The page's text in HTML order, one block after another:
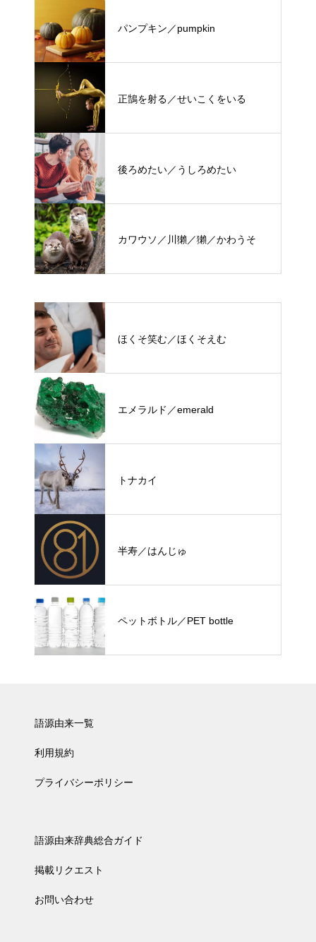
パンプキン／pumpkin
正鵠を射る／せいこくをいる
後ろめたい／うしろめたい
カワウソ／川獺／獺／かわうそ
ほくそ笑む／ほくそえむ
エメラルド／emerald
トナカイ
半寿／はんじゅ
ペットボトル／PET bottle
語源由来一覧
利用規約
プライバシーポリシー
語源由来辞典総合ガイド
掲載リクエスト
お問い合わせ